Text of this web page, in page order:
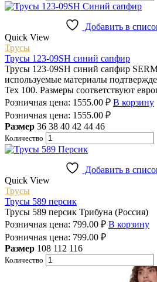
Добавить в
Quick View
Трусы
Трусы 123-09SH синий сапфир
Трусы 123-09SH синий сапфир
используемые материалы
Tex 100. Размеры соответствуют
Розничная цена: 1555.00 ₽ В корзину
Розничная цена: 1555.00 ₽
Размер 36 38 40 42 44 46
Количество
Добавить в
Quick View
Трусы
Трусы 589 персик
Трусы 589 персик Трибуна (Россия)
Розничная цена: 799.00 ₽ В корзину
Розничная цена: 799.00 ₽
Размер 108 112 116
Количество